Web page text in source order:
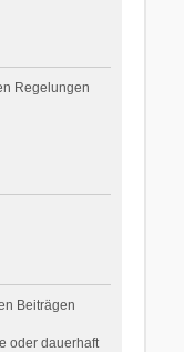
Regelungen
Beiträgen
oder dauerhaft